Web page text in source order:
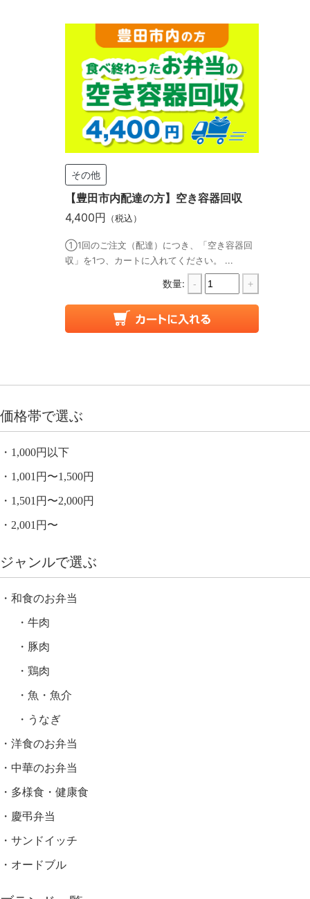
その他
【豊田市内配達の方】空き容器回収
4,400円 （税込）
①1回のご注文（配達）につき、「空き容器回
収」を1つ、カートに入れてください。 ...
数量: - +
価格帯で選ぶ
1,000円以下
1,001円〜1,500円
1,501円〜2,000円
2,001円〜
ジャンルで選ぶ
和食のお弁当
牛肉
豚肉
鶏肉
魚・魚介
うなぎ
洋食のお弁当
中華のお弁当
多様食・健康食
慶弔弁当
サンドイッチ
オードブル